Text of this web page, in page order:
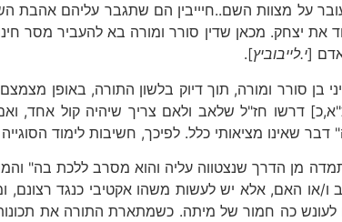
על מצוות השם..חיייבין הם שתגבר עליהם
את יצחק. מכאן שדין סורר ומורה בא להעביר
אדם [י.לייבוביץ].
בן סורר ומורה, תוך דיוק בלשון התורה, באופן
דרשו חז"ל שלאב ולאם צריך שיהיה קול אחד,
דבר שאינו מציאותי כלל. לפיכך, חשיבות לימוד
מן הדרך שנצטווה עליה והוא מסרב ללכת בה"
ו/או האם, אלא יש לעשות משהו אקטיבי כנגד
לעונש כה חמור של מיתה. כשמתארת התורה את תכונות